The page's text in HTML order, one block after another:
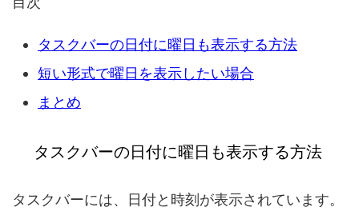
タスクバーの日付に曜日も表示する方法
短い形式で曜日を表示したい場合
まとめ
タスクバーの日付に曜日も表示する方法
タスクバーには、日付と時刻が表示されています。